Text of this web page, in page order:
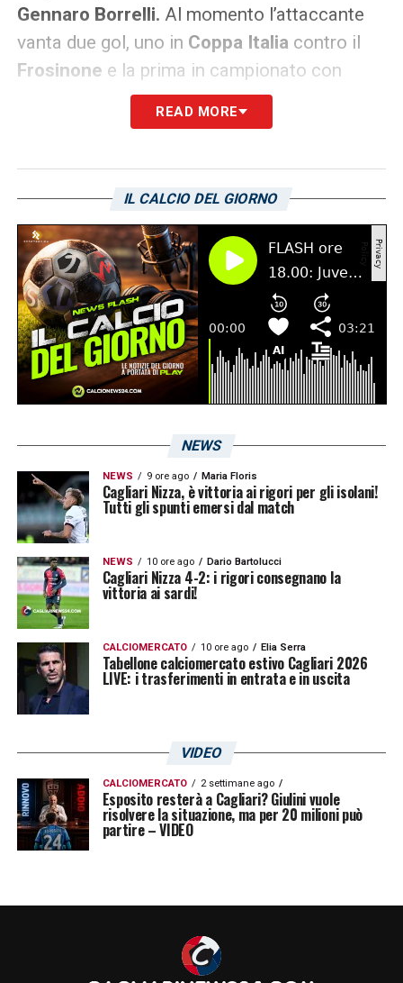
Gennaro Borrelli. Al momento l’attaccante
vanta due gol, uno in Coppa Italia contro il
Frosinone e la prima in campionato con
. Maran, che conosce molto bene
Borrelli avendolo allenato nelle Rondinelle, ne
«Si. Ha un potenziale incredibile. Ha già
capito la categoria, sa che c’è tanto da fare e
deve lavorare per la squadra. Sono convinto
che abbia grandi margini di miglioramento»
LA PLAYLIST DELLE NOSTRE TOP NEWS
READ MORE
IL CALCIO DEL GIORNO
NEWS
NEWS 9 ore ago Maria Floris
Cagliari Nizza, è vittoria ai rigori per gli isolani!
Tutti gli spunti emersi dal match
NEWS 10 ore ago Dario Bartolucci
Cagliari Nizza 4-2: i rigori consegnano la
vittoria ai sardi!
CALCIOMERCATO 10 ore ago Elia Serra
Tabellone calciomercato estivo Cagliari 2026
LIVE: i trasferimenti in entrata e in uscita
VIDEO
CALCIOMERCATO 2 settimane ago
Esposito resterà a Cagliari? Giulini vuole
risolvere la situazione, ma per 20 milioni può
partire – VIDEO